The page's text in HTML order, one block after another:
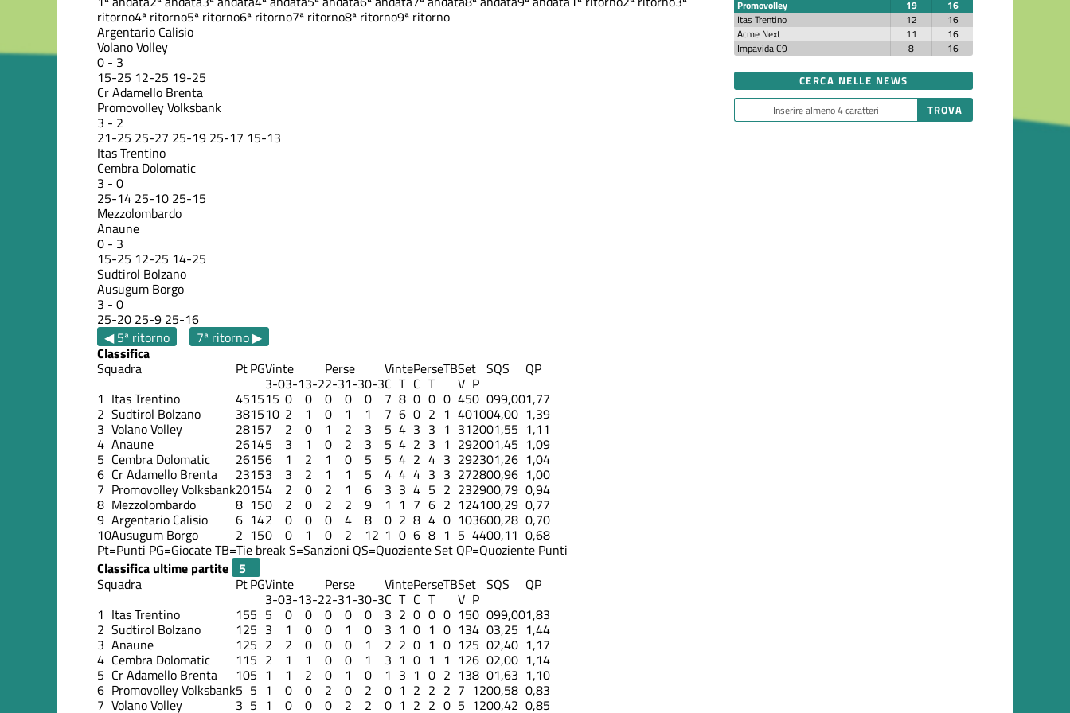
ritorno4ª ritorno5ª ritorno6ª ritorno7ª ritorno8ª ritorno9ª ritorno
Argentario Calisio
Volano Volley
0 - 3
15-25 12-25 19-25
Cr Adamello Brenta
Promovolley Volksbank
3 - 2
21-25 25-27 25-19 25-17 15-13
Itas Trentino
Cembra Dolomatic
3 - 0
25-14 25-10 25-15
Mezzolombardo
Anaune
0 - 3
15-25 12-25 14-25
Sudtirol Bolzano
Ausugum Borgo
3 - 0
25-20 25-9 25-16
◀ 5ª ritorno
7ª ritorno ▶
Classifica
Squadra PtPGVinte Perse VintePerseTBSet SQS QP
3-03-13-22-31-30-3C T C T V P
1 Itas Trentino 451515 0 0 0 0 0 7 8 0 0 0 450 099,001,77
2 Sudtirol Bolzano 381510 2 1 0 1 1 7 6 0 2 1 401004,00 1,39
3 Volano Volley 28157 2 0 1 2 3 5 4 3 3 1 312001,55 1,11
4 Anaune 26145 3 1 0 2 3 5 4 2 3 1 292001,45 1,09
5 Cembra Dolomatic 26156 1 2 1 0 5 5 4 2 4 3 292301,26 1,04
6 Cr Adamello Brenta 23153 3 2 1 1 5 4 4 4 3 3 272800,96 1,00
7 Promovolley Volksbank20154 2 0 2 1 6 3 3 4 5 2 232900,79 0,94
8 Mezzolombardo 8 150 2 0 2 2 9 1 1 7 6 2 124100,29 0,77
9 Argentario Calisio 6 142 0 0 0 4 8 0 2 8 4 0 103600,28 0,70
10Ausugum Borgo 2 150 0 1 0 2 12 1 0 6 8 1 5 4400,11 0,68
Pt=Punti PG=GiocateTB=Tie breakS=Sanzioni QS=Quoziente Set QP=Quoziente Punti
Classifica ultime partite
Squadra
PtPGVinte Perse VintePerseTBSet SQS QP
3-03-13-22-31-30-3C T C T V P
1 Itas Trentino 155 5 0 0 0 0 0 3 2 0 0 0 150 099,001,83
2 Sudtirol Bolzano 125 3 1 0 0 1 0 3 1 0 1 0 134 03,25 1,44
3 Anaune 125 2 2 0 0 0 1 2 2 0 1 0 125 02,40 1,17
4 Cembra Dolomatic 115 2 1 1 0 0 1 3 1 0 1 1 126 02,00 1,14
5 Cr Adamello Brenta 105 1 1 2 0 1 0 1 3 1 0 2 138 01,63 1,10
6 Promovolley Volksbank5 5 1 0 0 2 0 2 0 1 2 2 2 7 1200,58 0,83
7 Volano Volley 3 5 1 0 0 0 2 2 0 1 2 2 0 5 1200,42 0,85
Promovolley
19
16
Itas Trentino
12
16
Acme Next
11
16
Impavida C9
8 16
CERCA NELLE NEWS